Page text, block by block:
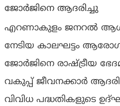
ജോര്‍ജിനെ ആദരിച്ചു
എറണാകുളം ജനറല്‍
നേടിയ കാലഘട്ടം
ജോര്‍ജിനെ രാഷ്ട്രീയ
വകുപ്പ് ജീവനക്കാര്‍
വിവിധ പദ്ധതികളുടെ